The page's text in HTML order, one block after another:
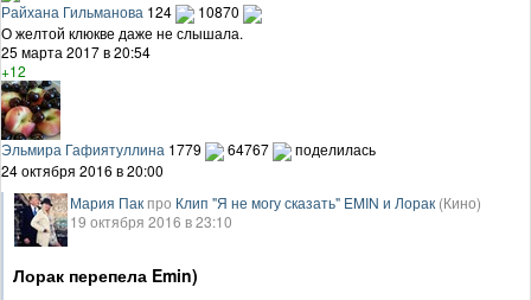
Райхана Гильманова 124
10870
О желтой клюкве даже не слышала.
25 марта 2017 в 20:54
+12
Эльмира Гафиятуллина 1779 64767
поделилась
24 октября 2016 в 20:00
Мария Пак про Клип "Я не могу сказать" EMIN и Лорак (Кино)
19 октября 2016 в 23:10
Лорак перепела Emin)